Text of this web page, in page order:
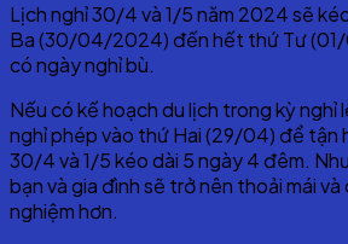
Lịch nghỉ 30/4 và 1/5 năm 2024 sẽ
Ba (30/04/2024) đến hết thứ Tư
có ngày nghỉ bù.
Nếu có kế hoạch du lịch trong kỳ nghỉ
nghỉ phép vào thứ Hai (29/04) để tận
30/4 và 1/5 kéo dài 5 ngày 4 đêm.
bạn và gia đình sẽ trở nên thoải mái
nghiệm hơn.